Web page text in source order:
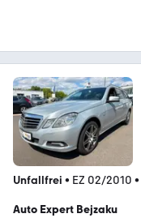
Unfallfrei • EZ 02/2010 •
Auto Expert Bejzaku